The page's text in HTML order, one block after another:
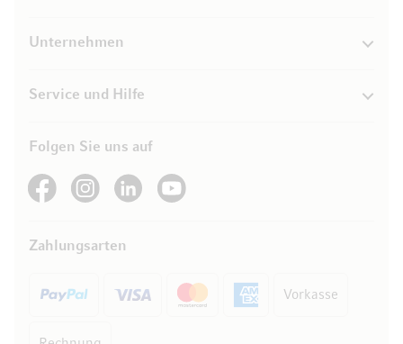
Unternehmen
Service und Hilfe
Folgen Sie uns auf
See our FacebookSee our Instagram account
See our LinkedInSee our YouTube channel
Zahlungsarten
Vorkasse